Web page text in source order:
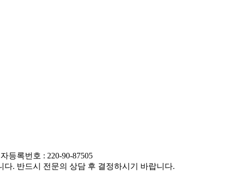
등록번호 : 220-90-87505
. 반드시 전문의 상담 후 결정하시기 바랍니다.